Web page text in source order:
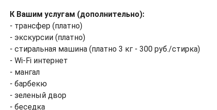
К Вашим услугам (дополнительно):
- трансфер (платно)
- экскурсии (платно)
- стиральная машина (платно 3 кг - 300 руб./стирка)
- Wi-Fi интернет
- мангал
- барбекю
- зеленый двор
- беседка